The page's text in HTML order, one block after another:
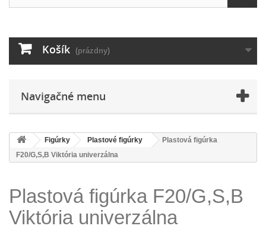
Košík (prázdny)
Navigačné menu
Figúrky Plastové figúrky
Plastová figúrka
F20/G,S,B Viktória univerzálna
Plastová figúrka F20/G,S,B
Viktória univerzálna